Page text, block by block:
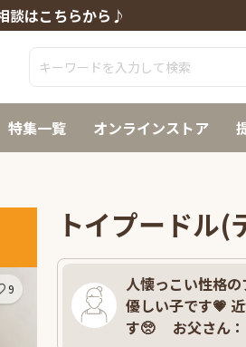
談はこちらから♪
特集一覧 オンラインストア
9
トイプードル(
人懐っこい性格
優しい子です💗
す🥺 お父さん